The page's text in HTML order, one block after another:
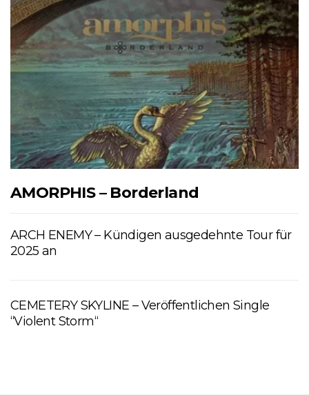
AMORPHIS – Borderland
ARCH ENEMY – Kündigen ausgedehnte Tour für
2025 an
CEMETERY SKYLINE – Veröffentlichen Single
“Violent Storm“